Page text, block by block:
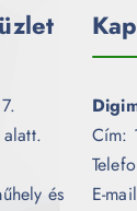
és
Cím:
E-